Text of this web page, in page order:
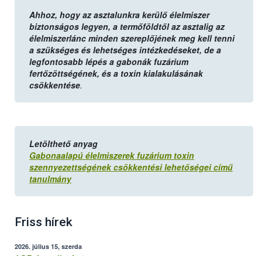
Ahhoz, hogy az asztalunkra kerülő élelmiszer
biztonságos legyen, a termőföldtől az asztalig az
élelmiszerlánc minden szereplőjének meg kell tenni
a szükséges és lehetséges intézkedéseket, de a
legfontosabb lépés a gabonák fuzárium
fertőzöttségének, és a toxin kialakulásának
csökkentése.
Letölthető anyag
Gabonaalapú élelmiszerek fuzárium toxin
szennyezettségének csökkentési lehetőségei című
tanulmány
Friss hírek
2026. július 15, szerda